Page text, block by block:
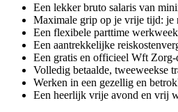
Een lekker bruto salaris van
Maximale grip op je vrije tijd: je
Een flexibele parttime
Een aantrekkelijke
Een gratis en officieel Wft
Volledig betaalde, tweeweekse
Werken in een gezellig en
Een heerlijk vrije avond en vrij